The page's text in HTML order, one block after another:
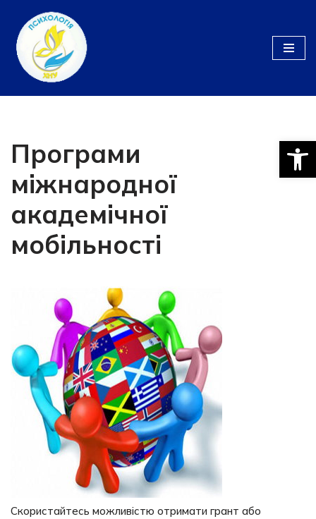
Перейти
до
вмісту
Програми
міжнародної
академічної
мобільності
Скористайтесь можливістю отримати грант або